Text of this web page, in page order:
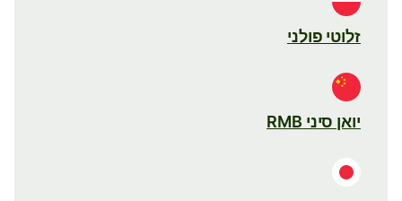
זלוטי פולני
יואן סיני RMB